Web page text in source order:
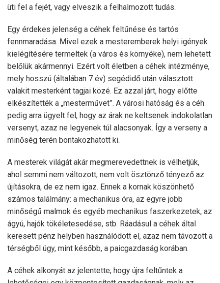
üti fel a fejét, vagy elveszik a felhalmozott tudás.
Egy érdekes jelenség a céhek feltűnése és tartós
fennmaradása. Mivel ezek a mesteremberek helyi igények
kielégítésére termeltek (a város és környéke), nem lehetett
belőlük akármennyi. Ezért volt életben a céhek intézménye,
mely hosszú (általában 7 év) segédidő után választott
valakit mesterként tagjai közé. Ez azzal járt, hogy előtte
elkészítették a „mesterművet”. A városi hatóság és a céh
pedig arra ügyelt fel, hogy az árak ne keltsenek indokolatlan
versenyt, azaz ne legyenek túl alacsonyak. Így a verseny a
minőség terén bontakozhatott ki.
A mesterek világát akár megmerevedettnek is vélhetjük,
ahol semmi nem változott, nem volt ösztönző tényező az
újításokra, de ez nem igaz. Ennek a kornak köszönhető
számos találmány: a mechanikus óra, az egyre jobb
minőségű malmok és egyéb mechanikus faszerkezetek, az
ágyú, hajók tökéletesedése, stb. Ráadásul a céhek által
keresett pénz helyben használódott el, azaz nem távozott a
térségből úgy, mint később, a paicgazdaság korában.
A céhek alkonyát az jelentette, hogy újra feltűntek a